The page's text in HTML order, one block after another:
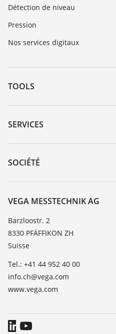
Détection de niveau
Pression
Nos services digitaux
TOOLS
Téléchargements
Recherche par numéro de série
DTM Collection/PACTware
SERVICES
Retour d'appareil
Formations
Liste de compatibilité chimique
TeamViewer
SOCIÉTÉ
À propos de VEGA
Contact
News
Presse
VEGA MESSTECHNIK AG
Barzloostr. 2
8330 PFÄFFIKON ZH
Suisse
Tel.: +41 44 952 40 00
info.ch@vega.com
www.vega.com